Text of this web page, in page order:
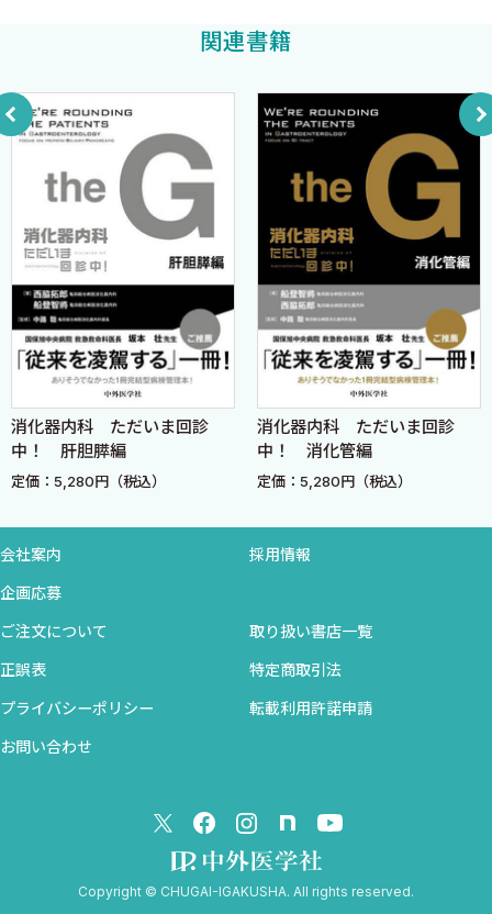
3 消化管神経内分泌腫瘍〈高田和典〉
5 消化管悪性リンパ腫〈石川恵里〉
6 憩室性疾患（憩室炎，憩室出血）〈齋藤雅之〉
7 全身性疾患に伴う消化管病変（消化管Behçet病，膠原病関連
消化管疾患，IgA血管炎）〈渡辺 充〉
1 急性肝炎〈多田俊史〉
2 急性肝不全（劇症肝炎）〈石津洋二〉
3 自己免疫性肝炎〈松本康佑 淺岡良成 田中 篤〉
4 肝硬変〈厚川正則〉
5 原発性胆汁性胆管炎〈土谷 薫〉
6 アルコール性肝障害〈山本健太〉
7 非アルコール性脂肪肝炎〈舘 佳彦〉
8 薬物性肝障害〈筒井朱美〉
9 肝細胞癌〈葛谷貞二〉
5章 胆道疾患
2 胆囊炎・胆管炎〈橋詰清孝〉
3 膵・胆管合流異常（先天性胆道拡張症）〈平松 武〉
4 胆道悪性腫瘍（乳頭部腫瘍も含む）〈小屋敏也〉
1 急性膵炎〈山雄健太郎〉
2 慢性膵炎・膵石症〈林 大樹朗〉
4 膵囊胞性疾患〈大野栄三郎〉
5 膵癌〈八鹿 潤〉
1 腸閉塞〈堀田尋紀 山田雅弘〉
関連書籍
消化器内科 ただいま回診
中！ 肝胆膵編
定価：5,280円（税込）
消化器内科 ただいま回診
中！ 消化管編
定価：5,280円（税込）
会社案内 採用情報
企画応募
ご注文について 取り扱い書店一覧
正誤表 特定商取引法
プライバシーポリシー 転載利用許諾申請
お問い合わせ
Copyright © CHUGAI-IGAKUSHA. All rights reserved.